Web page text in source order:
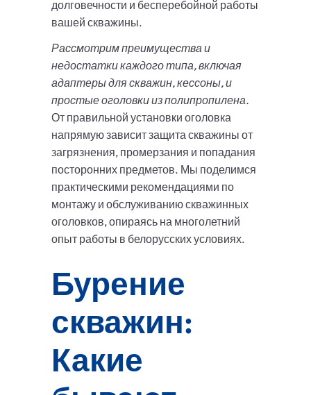
долговечности и бесперебойной работы
вашей скважины.
Рассмотрим преимущества и
недостатки каждого типа, включая
адаптеры для скважин, кессоны, и
простые оголовки из полипропилена.
От правильной установки оголовка
напрямую зависит защита скважины от
загрязнения, промерзания и попадания
посторонних предметов. Мы поделимся
практическими рекомендациями по
монтажу и обслуживанию скважинных
оголовков, опираясь на многолетний
опыт работы в белорусских условиях.
Бурение
скважин:
Какие